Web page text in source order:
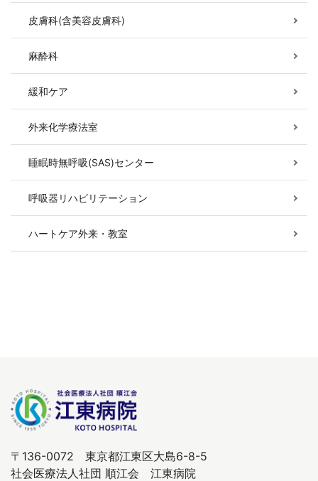
皮膚科(含美容皮膚科)
麻酔科
緩和ケア
外来化学療法室
睡眠時無呼吸(SAS)センター
呼吸器リハビリテーション
ハートケア外来・教室
〒136-0072 東京都江東区大島6-8-5
社会医療法人社団 順江会 江東病院